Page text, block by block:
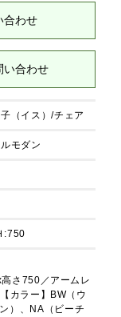
合わせ
い合わせ
（イス）/チェア
モダン
:750
さ750／アームレ
カラー】BW（ウ
）、NA（ビーチ